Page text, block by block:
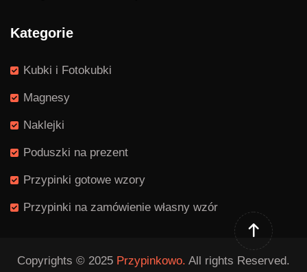
Kategorie
Kubki i Fotokubki
Magnesy
Naklejki
Poduszki na prezent
Przypinki gotowe wzory
Przypinki na zamówienie własny wzór
Copyrights © 2025 Przypinkowo. All rights Reserved.